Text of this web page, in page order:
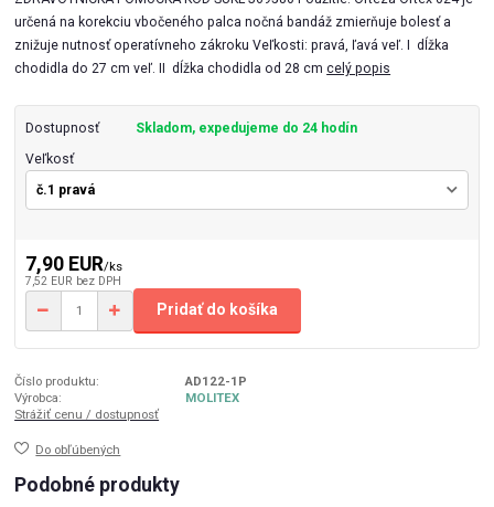
určená na korekciu vbočeného palca nočná bandáž zmierňuje bolesť a
znižuje nutnosť operatívneho zákroku Veľkosti: pravá, ľavá veľ. I dĺžka
chodidla do 27 cm veľ. II dĺžka chodidla od 28 cmcelý popis
Dostupnosť Skladom, expedujeme do 24 hodín
Veľkosť
7,90 EUR/ks
7,52 EUR bez DPH
Pridať do košíka
Číslo produktu:
AD122-1P
Výrobca:
MOLITEX
Strážiť cenu / dostupnosť
Do obľúbených
Podobné produkty